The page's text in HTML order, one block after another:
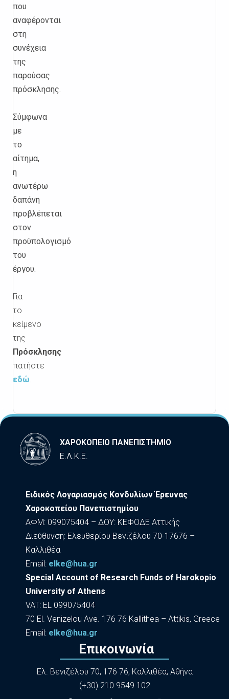
που
αναφέρονται
στη
συνέχεια
της
παρούσας
πρόσκλησης.
Σύμφωνα
με
το
αίτημα,
η
ανωτέρω
δαπάνη
προβλέπεται
στον
προϋπολογισμό
του
έργου.
Για
το
κείμενο
της
Πρόσκλησης
πατήστε
εδώ.
ΧΑΡΟΚΟΠΕΙΟ ΠΑΝΕΠΙΣΤΗΜΙΟ
Ε.Λ.Κ.Ε.
Ειδικός Λογαριασμός Κονδυλίων Έρευνας
Χαροκοπείου Πανεπιστημίου
ΑΦΜ: 099075404 – ΔΟΥ: ΚΕΦΟΔΕ Αττικής
Διεύθυνση: Ελευθερίου Βενιζέλου 70-17676 –
Καλλιθέα
Εmail: elke@hua.gr
Special Account of Research Funds of Harokopio
University of Athens
VAT: EL 099075404
70 El. Venizelou Ave. 176 76 Kallithea – Attikis, Greece
Εmail: elke@hua.gr
Επικοινωνία
Ελ. Βενιζέλου 70, 176 76, Καλλιθέα, Αθήνα
(+30) 210 9549 102